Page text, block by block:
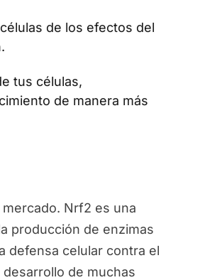
de los efectos del
tus células,
de manera más
Nrf2 es una
producción de enzimas
defensa celular contra el
de muchas